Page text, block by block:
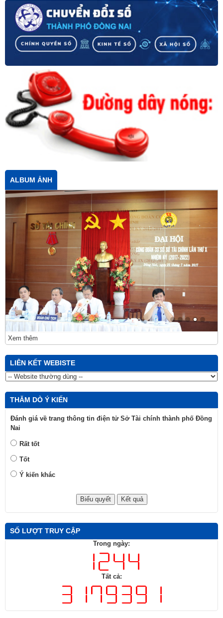
ALBUM ẢNH
Xem thêm
LIÊN KẾT WEBISTE
THĂM DÒ Ý KIẾN
Đánh giá về trang thông tin điện tử Sở Tài chính thành phố Đồng
Nai
Rất tốt
Tốt
Ý kiến khác
SỐ LƯỢT TRUY CẬP
Trong ngày:
Tất cả: